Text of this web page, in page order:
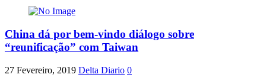
China dá por bem-vindo diálogo sobre
“reunificação” com Taiwan
27 Fevereiro, 2019 Delta Diario 0